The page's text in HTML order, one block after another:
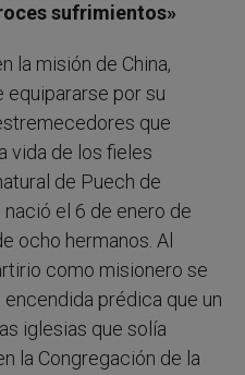
sufrimientos»
la misión de China,
equipararse por su
que
vida de los fieles
de Puech de
el 6 de enero de
ocho hermanos. Al
como misionero se
prédica que un
iglesias que solía
la Congregación de la